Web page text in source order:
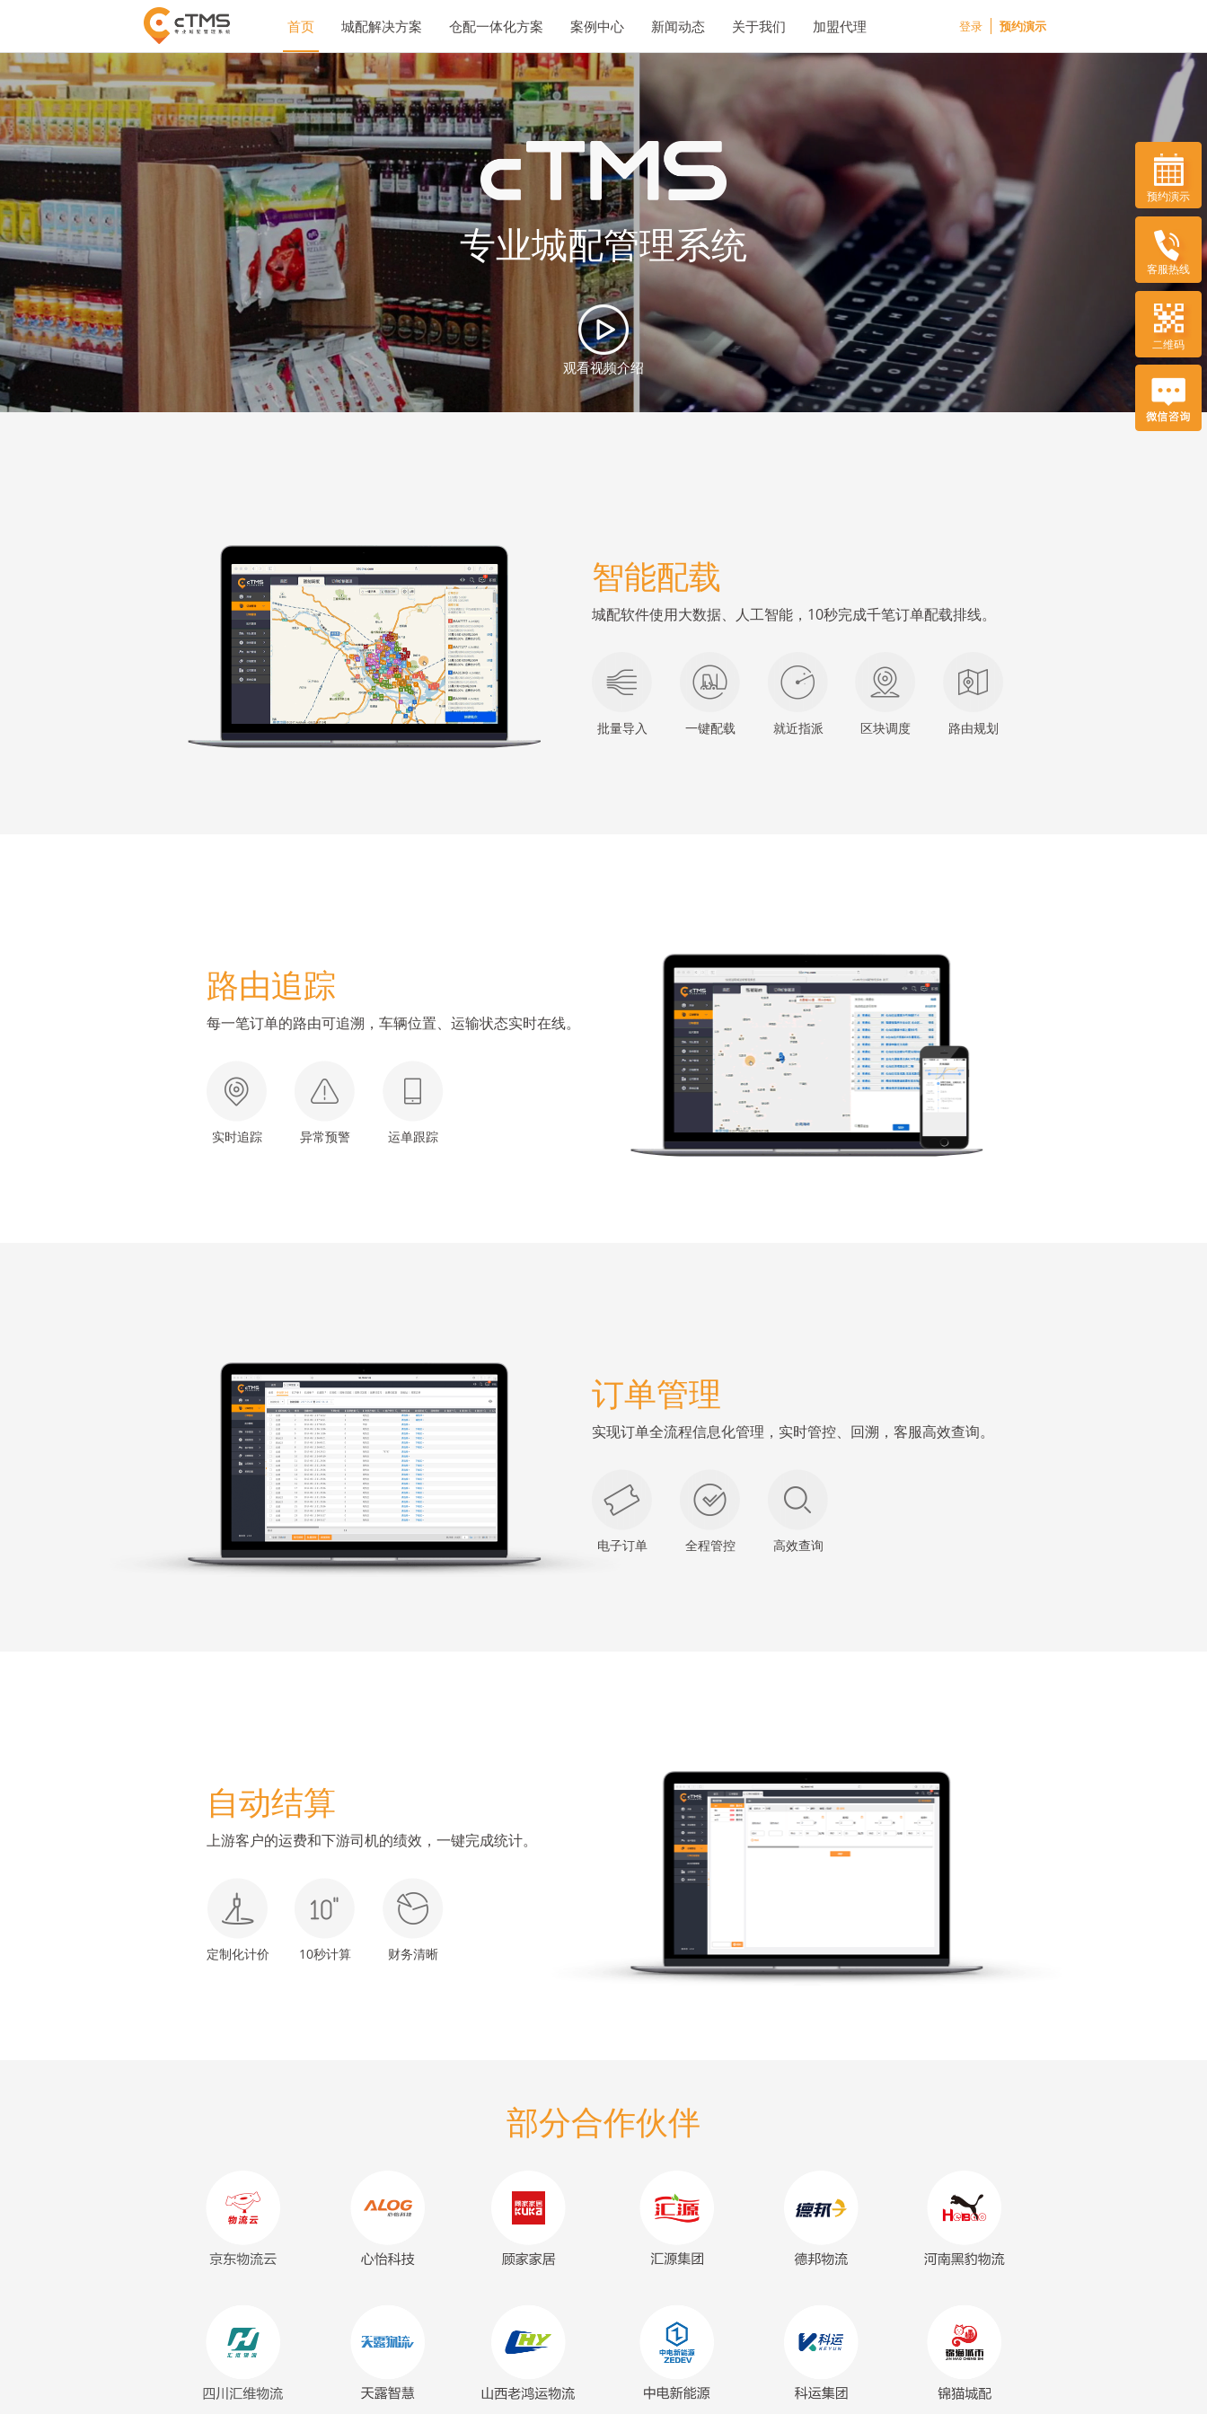
首页 城配解决方案 仓配一体化方案 案例中心 新闻动态 关于我们 加盟代理 登录 预约演示
预约演示
客服热线
二维码
专业城配管理系统
观看视频介绍
智能配载
城配软件使用大数据、人工智能，10秒完成千笔订单配载排线。
批量导入 一键配载 就近指派 区块调度 路由规划
路由追踪
每一笔订单的路由可追溯，车辆位置、运输状态实时在线。
实时追踪 异常预警 运单跟踪
订单管理
实现订单全流程信息化管理，实时管控、回溯，客服高效查询。
电子订单 全程管控 高效查询
自动结算
上游客户的运费和下游司机的绩效，一键完成统计。
定制化计价 10秒计算 财务清晰
部分合作伙伴